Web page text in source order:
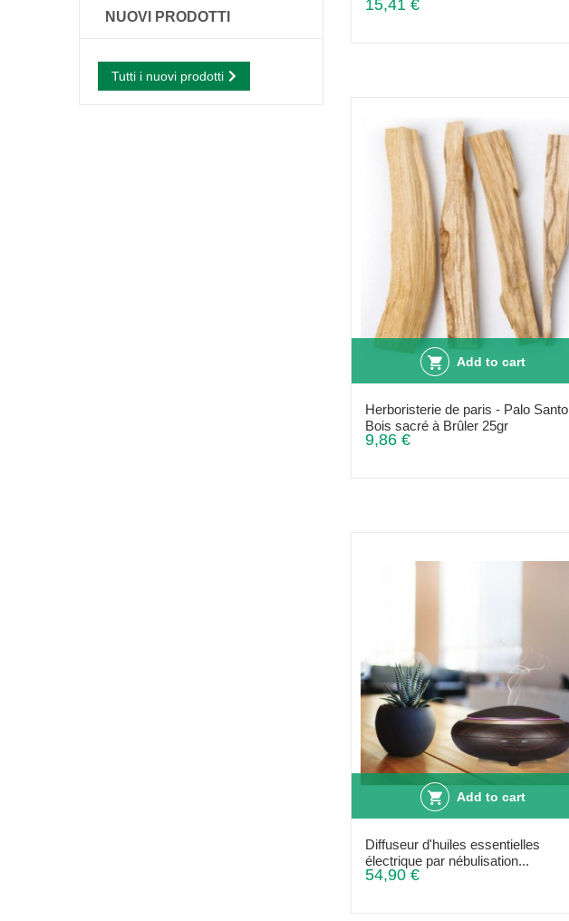
15,41 €
Add to cart
Herboristerie de paris - Palo Santo
Bois sacré à Brûler 25gr
9,86 €
Add to cart
Diffuseur d'huiles essentielles
électrique par nébulisation...
54,90 €
NUOVI PRODOTTI
Tutti i nuovi prodotti